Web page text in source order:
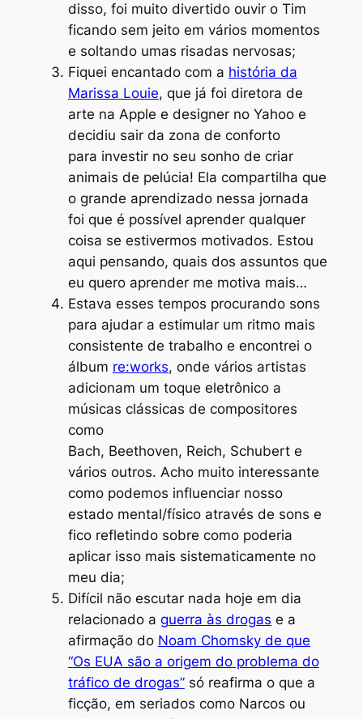
disso, foi muito divertido ouvir o Tim
ficando sem jeito em vários momentos
e soltando umas risadas nervosas;
Fiquei encantado com a história da
Marissa Louie, que já foi diretora de
arte na Apple e designer no Yahoo e
decidiu sair da zona de conforto
para investir no seu sonho de criar
animais de pelúcia! Ela compartilha que
o grande aprendizado nessa jornada
foi que é possível aprender qualquer
coisa se estivermos motivados. Estou
aqui pensando, quais dos assuntos que
eu quero aprender me motiva mais…
Estava esses tempos procurando sons
para ajudar a estimular um ritmo mais
consistente de trabalho e encontrei o
álbum re:works, onde vários artistas
adicionam um toque eletrônico a
músicas clássicas de compositores
como
Bach, Beethoven, Reich, Schubert e
vários outros. Acho muito interessante
como podemos influenciar nosso
estado mental/físico através de sons e
fico refletindo sobre como poderia
aplicar isso mais sistematicamente no
meu dia;
Difícil não escutar nada hoje em dia
relacionado a guerra às drogas e a
afirmação do Noam Chomsky de que
“Os EUA são a origem do problema do
tráfico de drogas”só reafirma o que a
ficção, em seriados como Narcos ou